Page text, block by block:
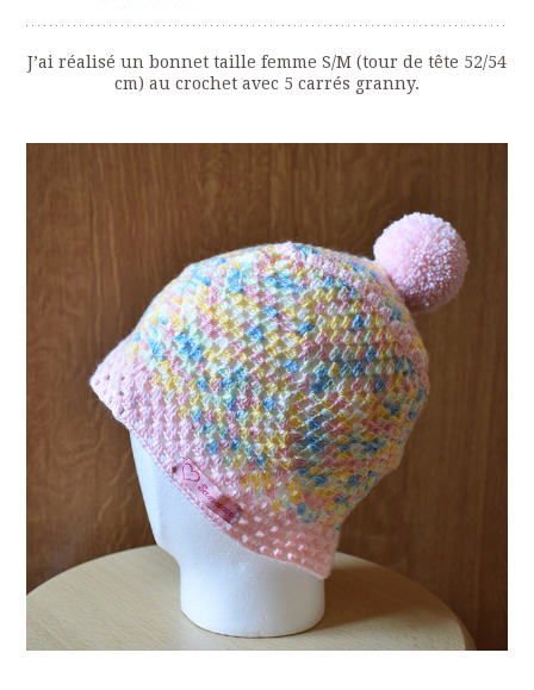
J’ai réalisé un bonnet taille femme S/M (tour de tête 52/54
cm) au crochet avec 5 carrés granny.